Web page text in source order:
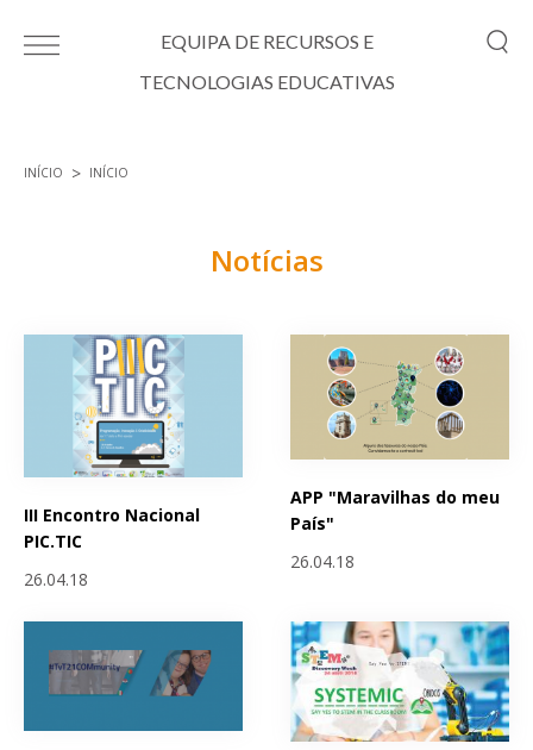
EQUIPA DE RECURSOS E
TECNOLOGIAS EDUCATIVAS
INÍCIO INÍCIO
Notícias
III Encontro Nacional
PIC.TIC
26.04.18
APP "Maravilhas do meu
País"
26.04.18
Páginas